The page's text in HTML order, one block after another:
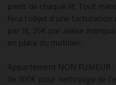
pieds de chaque lit. Tout
fera l'objet d'une facturation
par lit, 25€ par alaise
en place du mobilier.
Appartement NON
de 300€ pour nettoyage de